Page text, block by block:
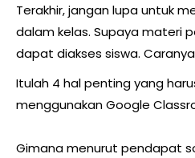
Terakhir, jangan lupa untuk
dalam kelas. Supaya materi
dapat diakses siswa.
Itulah 4 hal penting yang
menggunakan Google
Gimana menurut pendapat